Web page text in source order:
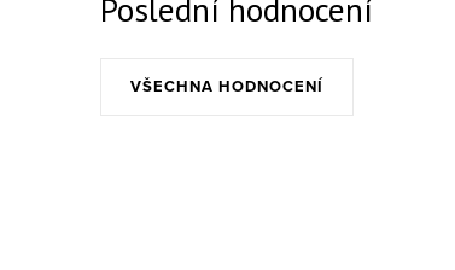
Poslední hodnocení
VŠECHNA HODNOCENÍ